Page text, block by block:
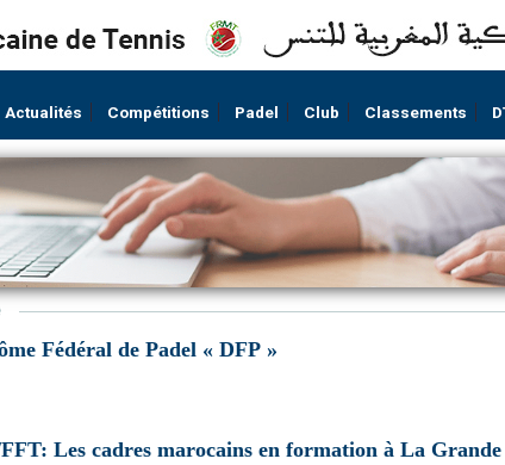
Actualités Compétitions Padel Club Classements
Fédéral de Padel « DFP »
Les cadres marocains en formation à La Grande